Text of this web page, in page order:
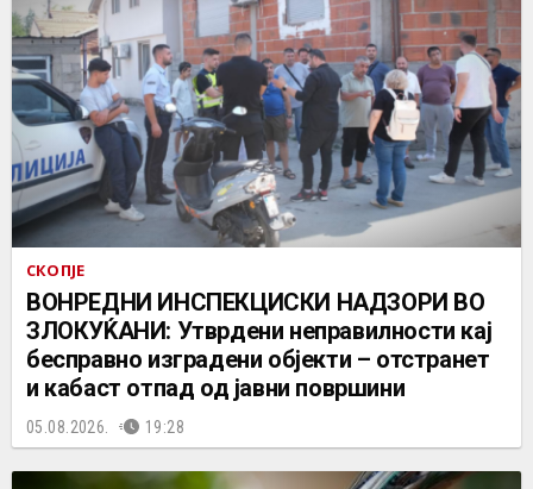
СКОПЈЕ
ВОНРЕДНИ ИНСПЕКЦИСКИ НАДЗОРИ ВО
ЗЛОКУЌАНИ: Утврдени неправилности кај
бесправно изградени објекти – отстранет
и кабаст отпад од јавни површини
05.08.2026. 19:28